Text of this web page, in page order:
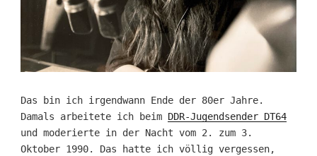
Das bin ich irgendwann Ende der 80er Jahre.
Damals arbeitete ich beim DDR-Jugendsender DT64
und moderierte in der Nacht vom 2. zum 3.
Oktober 1990. Das hatte ich völlig vergessen,